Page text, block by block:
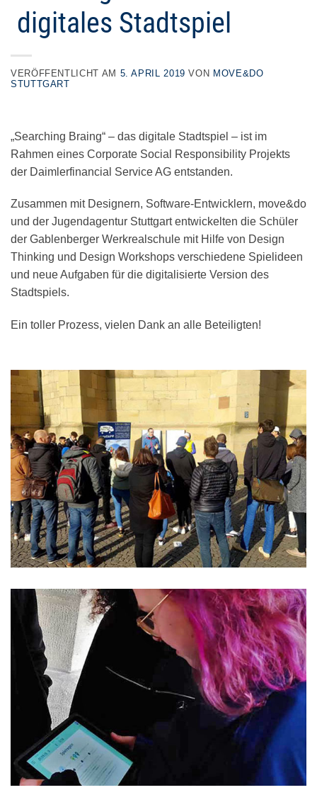
digitales Stadtspiel
VERÖFFENTLICHT AM 5. APRIL 2019 VON MOVE&DO
STUTTGART
„Searching Braing“ – das digitale Stadtspiel – ist im
Rahmen eines Corporate Social Responsibility Projekts
der Daimlerfinancial Service AG entstanden.
Zusammen mit Designern, Software-Entwicklern, move&do
und der Jugendagentur Stuttgart entwickelten die Schüler
der Gablenberger Werkrealschule mit Hilfe von Design
Thinking und Design Workshops verschiedene Spielideen
und neue Aufgaben für die digitalisierte Version des
Stadtspiels.
Ein toller Prozess, vielen Dank an alle Beteiligten!